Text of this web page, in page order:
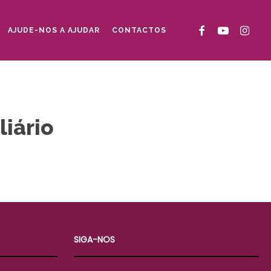
AJUDE-NOS A AJUDAR CONTACTOS FACEBOOKYOUTUBE
SIGA-NOS